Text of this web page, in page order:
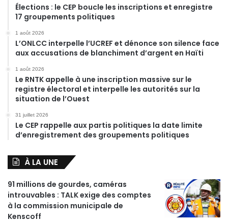
Élections : le CEP boucle les inscriptions et enregistre
17 groupements politiques
1 août 2026
L’ONLCC interpelle l’UCREF et dénonce son silence face
aux accusations de blanchiment d’argent en Haïti
1 août 2026
Le RNTK appelle à une inscription massive sur le
registre électoral et interpelle les autorités sur la
situation de l’Ouest
31 juillet 2026
Le CEP rappelle aux partis politiques la date limite
d’enregistrement des groupements politiques
À LA UNE
91 millions de gourdes, caméras
introuvables : TALK exige des comptes
à la commission municipale de
Kenscoff